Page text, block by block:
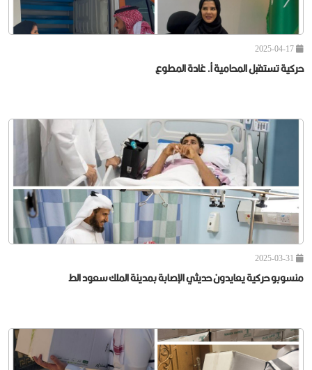
حركية تستقبل المحامية أ. غادة المطوع
2025-03-31
منسوبو ⁧‫حركية‬⁩ يعايدون حديثي الإصابة بمدينة الملك سعود الط